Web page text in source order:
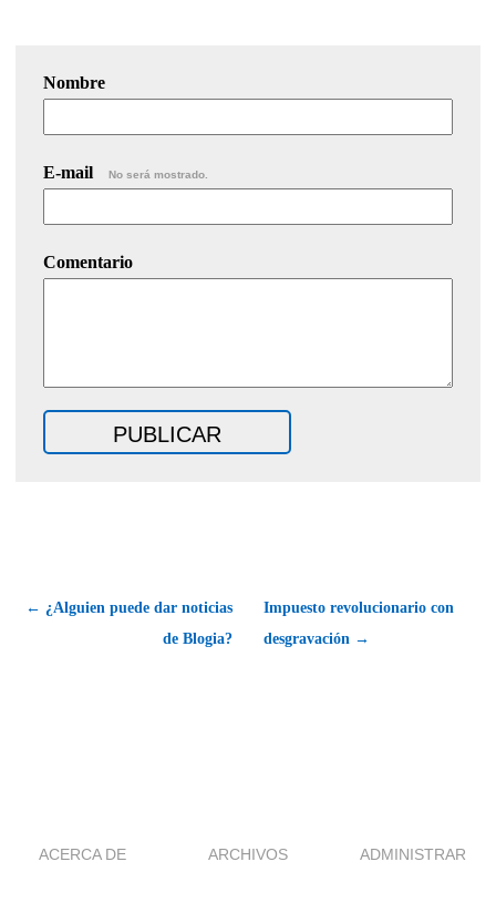
Nombre
E-mail No será mostrado.
Comentario
← ¿Alguien puede dar noticias
de Blogia?
Impuesto revolucionario con
desgravación →
ACERCA DE ARCHIVOS ADMINISTRAR